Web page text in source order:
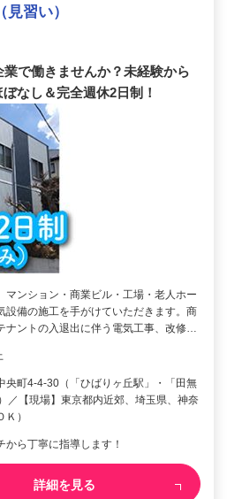
習い）
で働きませんか？未経験から
なし＆完全週休2日制！
マンション・商業ビル・工場・老人ホー
設備の施工を手がけていただきます。商
ナントの入退出に伴う電気工事、改修…
央町4-4-30（「ひばりヶ丘駅」・「田無
／【現場】東京都内近郊、埼玉県、神奈
）
から丁寧に指導します！
詳細を見る